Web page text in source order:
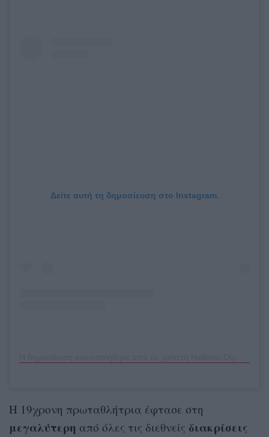
Δείτε αυτή τη δημοσίευση στο Instagram.
Η 19χρονη πρωταθλήτρια έφτασε στη
μεγαλύτερη από όλες τις διεθνείς διακρίσεις